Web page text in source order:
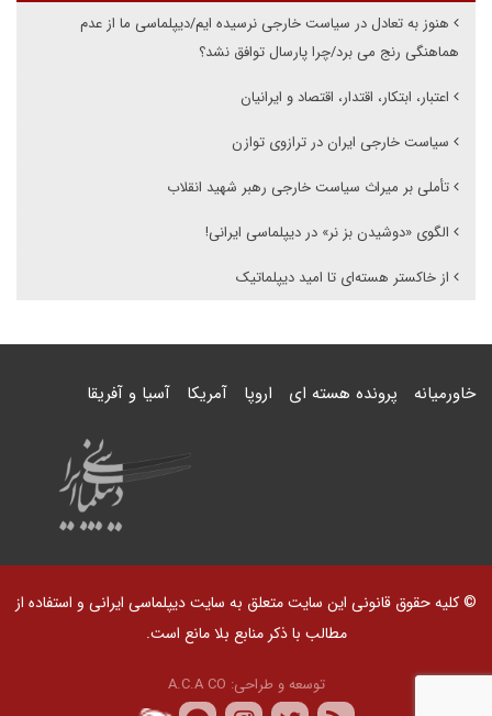
هنوز به تعادل در سیاست خارجی نرسیده ایم/دیپلماسی ما از عدم
هماهنگی رنج می برد/چرا پارسال توافق نشد؟
اعتبار، ابتکار، اقتدار، اقتصاد و ایرانیان
سیاست خارجی ایران در ترازوی توازن
تأملی بر میراث سیاست خارجی رهبر شهید انقلاب
الگوی «دوشیدن بز نر» در دیپلماسی ایرانی!
از خاکستر هسته‌ای تا امید دیپلماتیک
خاورمیانه پرونده هسته ای اروپا آمریکا آسیا و آفریقا
© کلیه حقوق قانونی این سایت متعلق به سایت دیپلماسی ایرانی و استفاده از
مطالب با ذکر منابع بلا مانع است.
توسعه و طراحی: A.C.A CO